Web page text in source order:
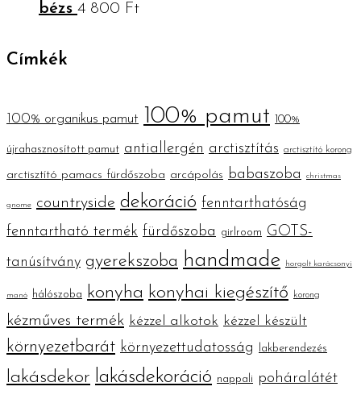
bézs 4 800 Ft
Címkék
100% organikus pamut 100% pamut 100%
újrahasznosított pamut antiallergén arctisztítás arctisztító korong
arctisztító pamacs fürdőszoba arcápolás babaszoba christmas
gnome countryside dekoráció fenntarthatóság
fenntartható termék fürdőszoba girlroom
GOTS-
tanúsítvány gyerekszoba handmade horgolt karácsonyi
manó hálószoba konyha konyhai kiegészítő korong
kézműves termék kézzel alkotok kézzel készült
környezetbarát környezettudatosság lakberendezés
lakásdekor lakásdekoráció nappali poháralátét